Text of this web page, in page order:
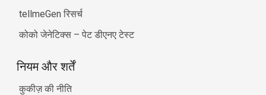
tellmeGen रिसर्च
कोको जेनेटिक्स – पेट डीएनए टेस्ट
नियम और शर्तें
कुकीज़ की नीति